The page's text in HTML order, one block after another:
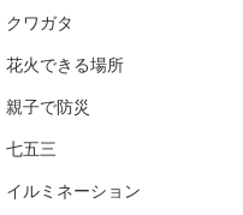
クワガタ
花火できる場所
親子で防災
七五三
イルミネーション